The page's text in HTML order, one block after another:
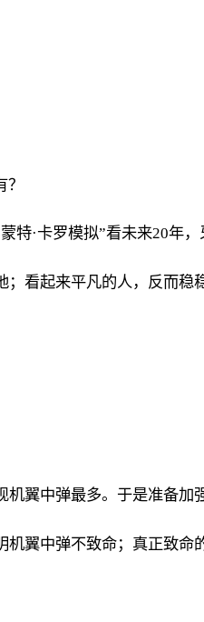
·卡罗模拟”看未来20年，
看起来平凡的人，反而稳
翼中弹最多。于是准备加
翼中弹不致命；真正致命